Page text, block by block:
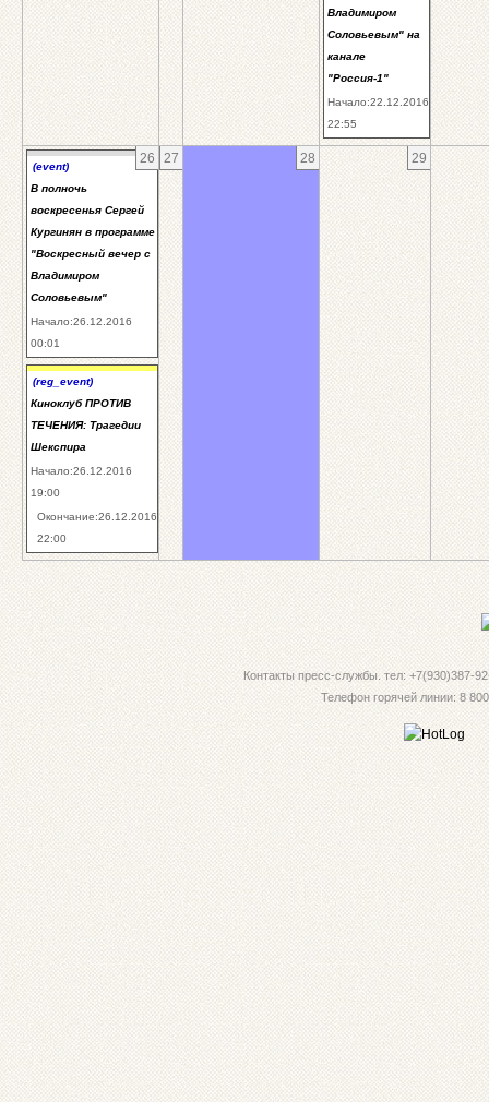
Владимиром
Соловьевым" на
канале
"Россия-1"
Начало:22.12.2016
22:55
26
(event)
В полночь
воскресенья Сергей
Кургинян в программе
"Воскресный вечер с
Владимиром
Соловьевым"
Начало:26.12.2016
00:01
(reg_event)
Киноклуб ПРОТИВ
ТЕЧЕНИЯ: Трагедии
Шекспира
Начало:26.12.2016
19:00
Окончание:26.12.2016
22:00
27 28 29
Контакты пресс-службы. тел: +7(930)387-
Телефон горячей линии: 8